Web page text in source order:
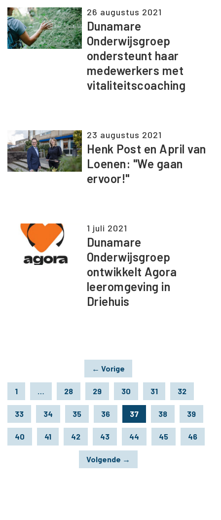
26 augustus 2021
Dunamare
Onderwijsgroep
ondersteunt haar
medewerkers met
vitaliteitscoaching
23 augustus 2021
Henk Post en April van
Loenen: "We gaan
ervoor!"
1 juli 2021
Dunamare
Onderwijsgroep
ontwikkelt Agora
leeromgeving in
Driehuis
← Vorige
1 28 29 30 31 32
33 34 35 36 37 38 39
40 41 42 43 44 45 46
Volgende →